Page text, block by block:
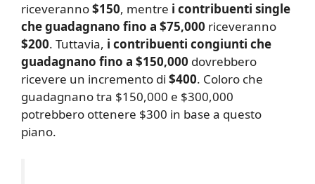
riceveranno$150, mentre i contribuenti single
che guadagnano fino a $75,000 riceveranno
$200. Tuttavia, i contribuenti congiunti che
guadagnano fino a $150,000 dovrebbero
ricevere un incremento di $400. Coloro che
guadagnano tra $150,000 e $300,000
potrebbero ottenere $300 in base a questo
piano.